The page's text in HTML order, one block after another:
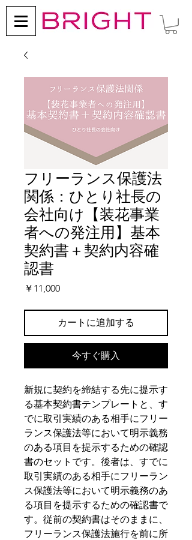
フリーランス保護法
関係：ひとり社長の
会社向け【装花事業
者への発注用】基本
契約書＋契約内容確
認書
￥11,000価
カートに追加する
今すぐ購入
新規に契約を締結する先に提示す
る基本契約書テンプレートと、す
でに取引実績のある相手にフリー
ランス保護法等において明示義務
のある項目を提示するための確認
書のセットです。後者は、すでに
取引実績のある相手にフリーラン
ス保護法等において明示義務のあ
る項目を提示するための確認書で
す。従前の契約書はそのままに、
フリーランス保護法施行を前に所